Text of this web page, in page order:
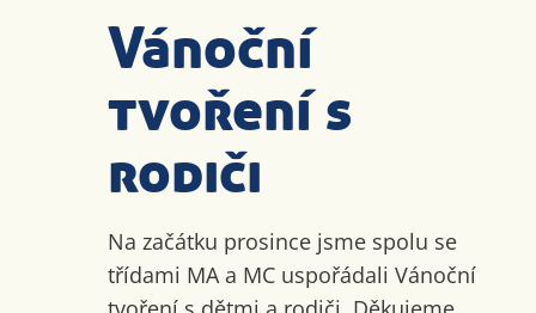
Vánoční
tvoření s
rodiči
Na začátku prosince jsme spolu se
třídami MA a MC uspořádali Vánoční